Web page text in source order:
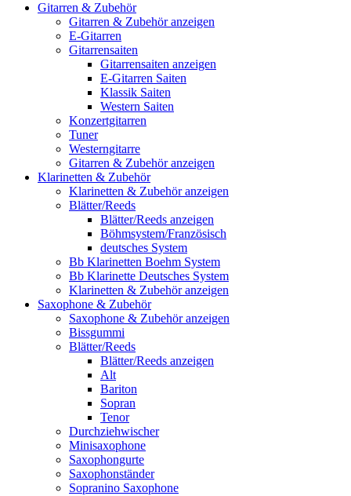
Gitarren & Zubehör
Gitarren & Zubehör anzeigen
E-Gitarren
Gitarrensaiten
Gitarrensaiten anzeigen
E-Gitarren Saiten
Klassik Saiten
Western Saiten
Konzertgitarren
Tuner
Westerngitarre
Gitarren & Zubehör anzeigen
Klarinetten & Zubehör
Klarinetten & Zubehör anzeigen
Blätter/Reeds
Blätter/Reeds anzeigen
Böhmsystem/Französisch
deutsches System
Bb Klarinetten Boehm System
Bb Klarinette Deutsches System
Klarinetten & Zubehör anzeigen
Saxophone & Zubehör
Saxophone & Zubehör anzeigen
Bissgummi
Blätter/Reeds
Blätter/Reeds anzeigen
Alt
Bariton
Sopran
Tenor
Durchziehwischer
Minisaxophone
Saxophongurte
Saxophonständer
Sopranino Saxophone